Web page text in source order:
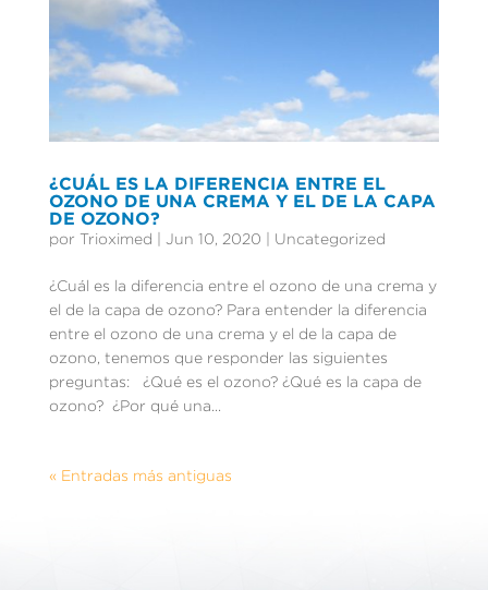
¿CUÁL ES LA DIFERENCIA ENTRE EL
OZONO DE UNA CREMA Y EL DE LA CAPA
DE OZONO?
por Trioximed Jun 10, 2020 Uncategorized
¿Cuál es la diferencia entre el ozono de una crema y
el de la capa de ozono? Para entender la diferencia
entre el ozono de una crema y el de la capa de
ozono, tenemos que responder las siguientes
preguntas: ¿Qué es el ozono? ¿Qué es la capa de
ozono? ¿Por qué una...
« Entradas más antiguas